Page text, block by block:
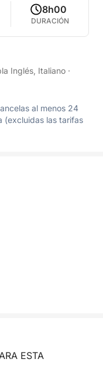
8h00
DURACIÓN
Inglés, Italiano ·
al menos 24
(excluidas las tarifas
ESTA